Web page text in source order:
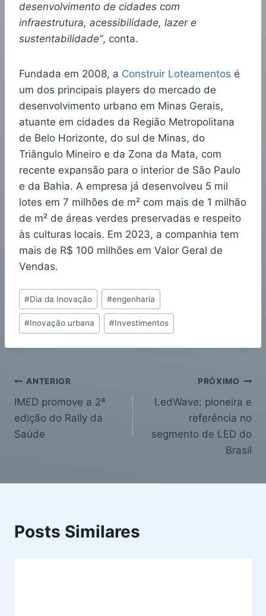
desenvolvimento de cidades com
infraestrutura, acessibilidade, lazer e
sustentabilidade”, conta.
Fundada em 2008, a Construir Loteamentos é
um dos principais players do mercado de
desenvolvimento urbano em Minas Gerais,
atuante em cidades da Região Metropolitana
de Belo Horizonte, do sul de Minas, do
Triângulo Mineiro e da Zona da Mata, com
recente expansão para o interior de São Paulo
e da Bahia. A empresa já desenvolveu 5 mil
lotes em 7 milhões de m² com mais de 1 milhão
de m² de áreas verdes preservadas e respeito
às culturas locais. Em 2023, a companhia tem
mais de R$ 100 milhões em Valor Geral de
Vendas.
#Dia da Inovação #engenharia
#Inovação urbana #Investimentos
ANTERIOR
IMED promove a 2ª
edição do Rally da
Saúde
PRÓXIMO
LedWave: pioneira e
referência no
segmento de LED do
Brasil
Posts Similares